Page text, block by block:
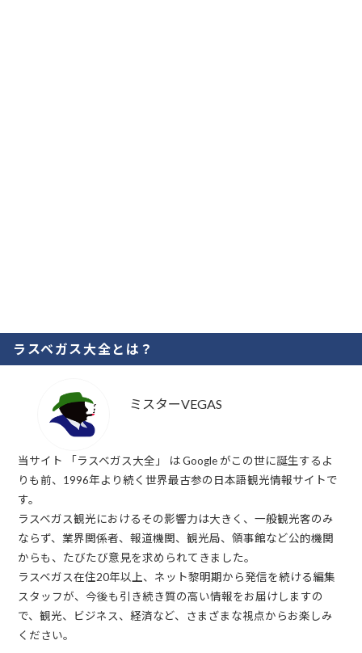
ラスベガス大全とは？
ミスターVEGAS
当サイト 「ラスベガス大全」 は Google がこの世に誕生するよ
りも前、1996年より続く世界最古参の日本語観光情報サイトで
す。
ラスベガス観光におけるその影響力は大きく、一般観光客のみ
ならず、業界関係者、報道機関、観光局、領事館など公的機関
からも、たびたび意見を求められてきました。
ラスベガス在住20年以上、ネット黎明期から発信を続ける編集
スタッフが、今後も引き続き質の高い情報をお届けしますの
で、観光、ビジネス、経済など、さまざまな視点からお楽しみ
ください。